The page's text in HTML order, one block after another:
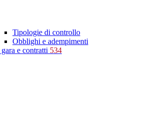
Tipologie di controllo
Obblighi e adempimenti
e contratti 534